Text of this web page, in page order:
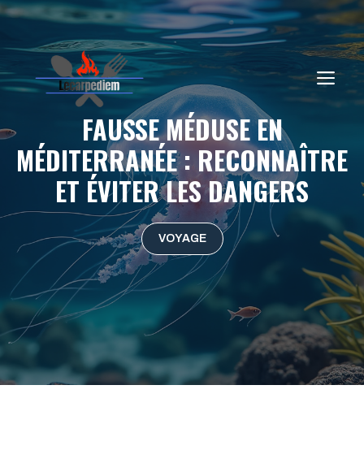
Aller
contenu
FAUSSE MÉDUSE EN
MÉDITERRANÉE : RECONNAÎTRE
ET ÉVITER LES DANGERS
VOYAGE